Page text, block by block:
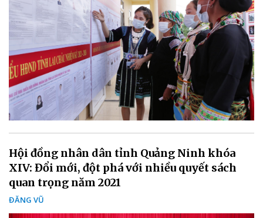
Hội đồng nhân dân tỉnh Quảng Ninh khóa
XIV: Đổi mới, đột phá với nhiều quyết sách
quan trọng năm 2021
ĐĂNG VŨ